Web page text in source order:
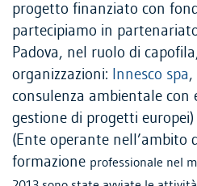
progetto finanziato con
partecipiamo in
Padova, nel ruolo di
organizzazioni: Innesco spa,
consulenza ambientale con
gestione di progetti europei)
(Ente operante nell’ambito
formazione professionale nel